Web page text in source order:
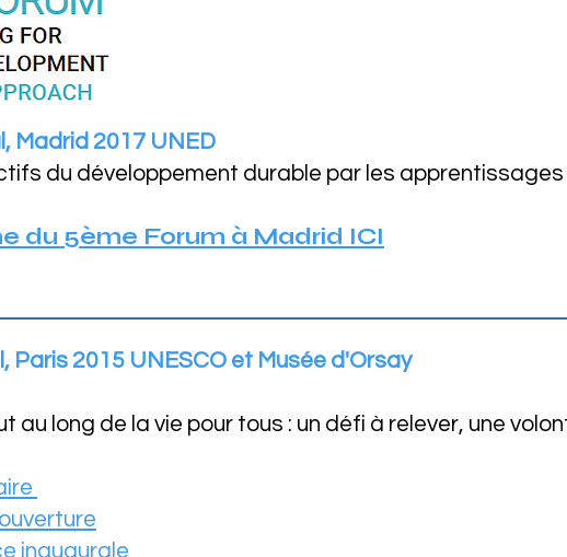
Madrid 2017 UNED
du développement durable par les
du 5ème Forum à Madrid ICI
Paris 2015 UNESCO et Musée d'Orsay
au long de la vie pour tous : un défi à relever, une
inaugurale